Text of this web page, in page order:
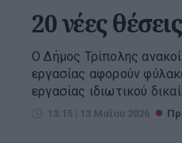
20 νέες
Ο Δήμος Τρίπολης
εργασίας αφορούν
εργασίας ιδιωτικού
13:15 | 13 Μαΐου 2026